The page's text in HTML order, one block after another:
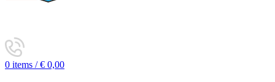
0 items / € 0,00